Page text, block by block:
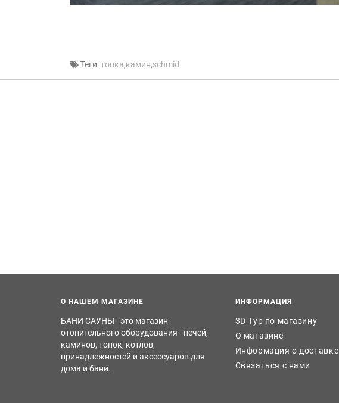
Теги:топка,камин,schmid
О НАШЕМ МАГАЗИНЕ
БАНИ САУНЫ - это магазин
отопительного оборудования - печей,
каминов, топок, котлов,
принадлежностей и аксессуаров для
дома и бани.
ИНФОРМАЦИЯ
3D Тур по магазину
О магазине
Информация о доставке
Связаться с нами